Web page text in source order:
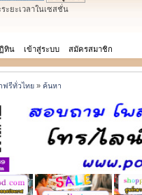
ะยะเวลาในเซสชั่น
ทิน เข้าสู่ระบบ สมัครสมาชิก
ฟรีทั่วไทย »ค้นหา